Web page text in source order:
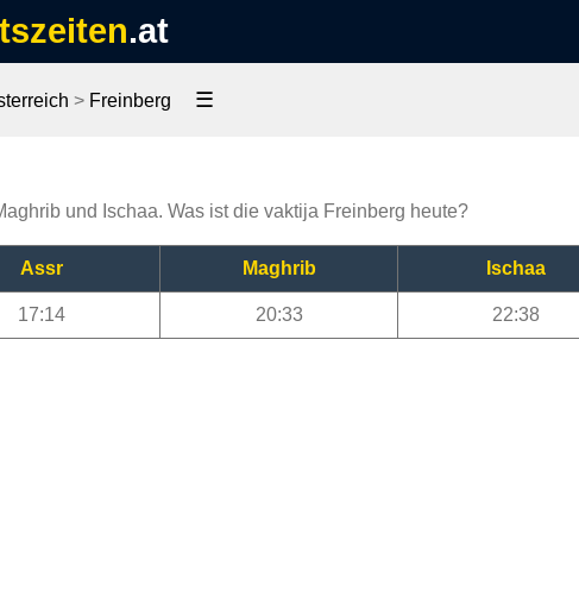
.at
> Freinberg ☰
und Ischaa. Was ist die vaktija Freinberg heute?
Assr Maghrib Ischaa
17:14 20:33 22:38